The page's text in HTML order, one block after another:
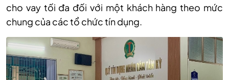
cho vay tối đa đối với một khách hàng theo mức
chung của các tổ chức tín dụng.